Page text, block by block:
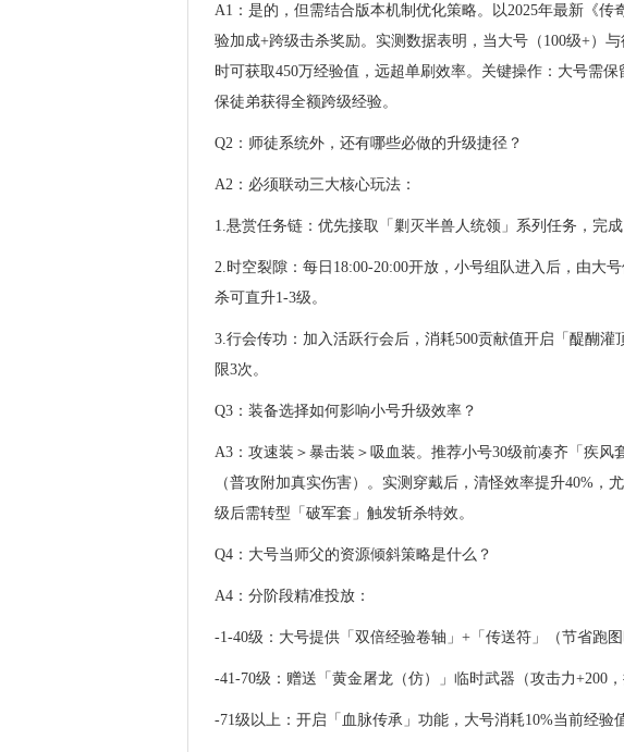
A1：是的，但需结合版本机制优化策略。以2025年最新《传
验加成+跨级击杀奖励。实测数据表明，当大号（100级+）
时可获取450万经验值，远超单刷效率。关键操作：大号需
保徒弟获得全额跨级经验。
Q2：师徒系统外，还有哪些必做的升级捷径？
A2：必须联动三大核心玩法：
1.悬赏任务链：优先接取「剿灭半兽人统领」系列任务，完
2.时空裂隙：每日18:00-20:00开放，小号组队进入后，由大
杀可直升1-3级。
3.行会传功：加入活跃行会后，消耗500贡献值开启「醍醐灌
限3次。
Q3：装备选择如何影响小号升级效率？
A3：攻速装＞暴击装＞吸血装。推荐小号30级前凑齐「疾风
（普攻附加真实伤害）。实测穿戴后，清怪效率提升40%，
级后需转型「破军套」触发斩杀特效。
Q4：大号当师父的资源倾斜策略是什么？
A4：分阶段精准投放：
-1-40级：大号提供「双倍经验卷轴」+「传送符」（节省跑图
-41-70级：赠送「黄金屠龙（仿）」临时武器（攻击力+200，
-71级以上：开启「血脉传承」功能，大号消耗10%当前经验